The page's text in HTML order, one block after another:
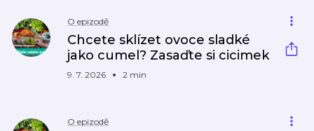
O epizodě
Chcete sklízet ovoce sladké
jako cumel? Zasaďte si cicimek
9. 7. 2026 2 min
O epizodě